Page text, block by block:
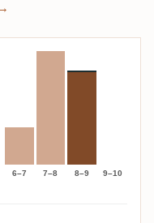
6–7 7–8 8–9 9–10